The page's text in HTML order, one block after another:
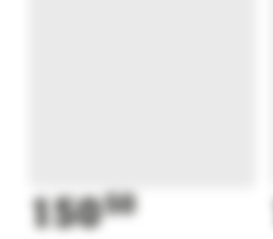
15050